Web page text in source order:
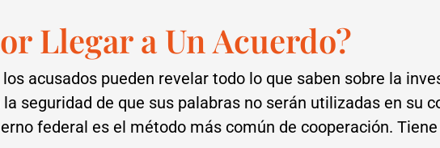
Llegar a Un Acuerdo?
acusados pueden revelar todo lo que saben sobre la
seguridad de que sus palabras no serán utilizadas en su
federal es el método más común de cooperación.